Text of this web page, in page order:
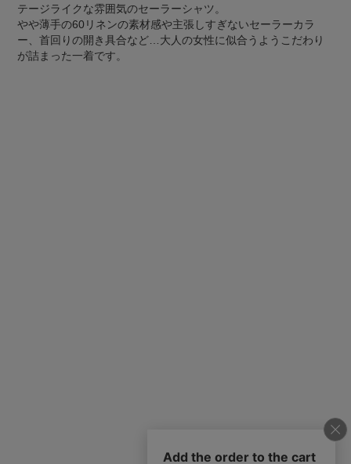
テージライクな雰囲気のセーラーシャツ。
やや薄手の60リネンの素材感や主張しすぎないセーラーカラ
ー、首回りの開き具合など…大人の女性に似合うようこだわり
が詰まった一着です。